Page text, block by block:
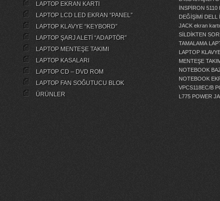
LAPTOP EKRAN KARTI
LAPTOP LCD LED EKRAN “PANEL”
LAPTOP KLAVYE “KEYBORD”
LAPTOP ŞARJ ALETİ “ADAPTÖR”
LAPTOP MENTEŞE TAKIMI
LAPTOP KASALARI
LAPTOP CD – DVD ROM
LAPTOP FAN SOĞUTUCU BLOK
ÜRÜNLER
İNSPİRON
DEĞİŞİMİ
DELL
JACK ekran
SİLDİKTEN
TAMALAMA
LAPTOP
MENTEŞE
NOTEBOOK
NOTEBOOK
VPCS118EC/B
L775 POWER